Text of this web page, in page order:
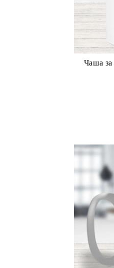
Чаша за